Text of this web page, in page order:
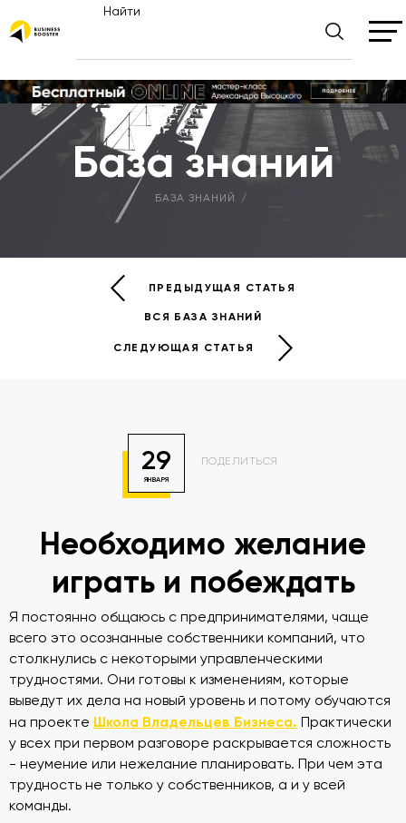
Найти
База знаний
БАЗА ЗНАНИЙ
ПРЕДЫДУЩАЯ СТАТЬЯ
ВСЯ БАЗА ЗНАНИЙ
СЛЕДУЮЩАЯ СТАТЬЯ
29
ЯНВАРЯ
ПОДЕЛИТЬСЯ
Необходимо желание
играть и побеждать
Я постоянно общаюсь с предпринимателями, чаще
всего это осознанные собственники компаний, что
столкнулись с некоторыми управленческими
трудностями. Они готовы к изменениям, которые
выведут их дела на новый уровень и потому обучаются
на проекте Школа Владельцев Бизнеса. Практически
у всех при первом разговоре раскрывается сложность
- неумение или нежелание планировать. При чем эта
трудность не только у собственников, а и у всей
команды.